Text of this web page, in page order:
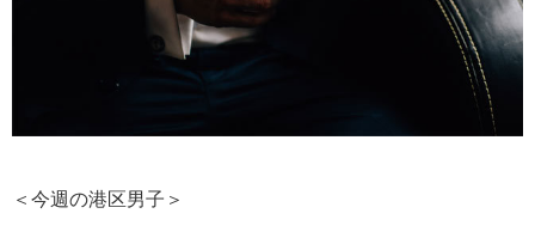
＜今週の港区男子＞